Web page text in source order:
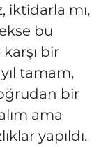
iktidarla mı,
bu
bir
yıl tamam,
bir
ama
yapıldı.